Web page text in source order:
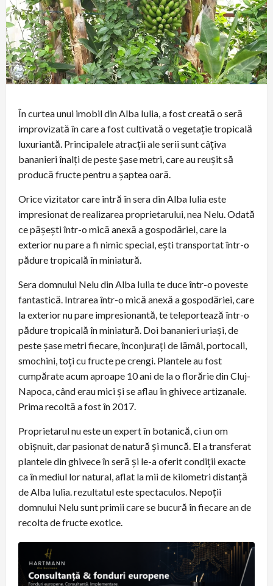
În curtea unui imobil din Alba Iulia, a fost creată o seră
improvizată în care a fost cultivată o vegetaţie tropicală
luxuriantă. Principalele atracţii ale serii sunt câţiva
bananieri înalţi de peste şase metri, care au reuşit să
producă fructe pentru a şaptea oară.
Orice vizitator care intră în sera din Alba Iulia este
impresionat de realizarea proprietarului, nea Nelu. Odată
ce păşeşti într-o mică anexă a gospodăriei, care la
exterior nu pare a fi nimic special, eşti transportat într-o
pădure tropicală în miniatură.
Sera domnului Nelu din Alba Iulia te duce într-o poveste
fantastică. Intrarea într-o mică anexă a gospodăriei, care
la exterior nu pare impresionantă, te teleportează într-o
pădure tropicală în miniatură. Doi bananieri uriaşi, de
peste şase metri fiecare, înconjuraţi de lămâi, portocali,
smochini, toţi cu fructe pe crengi. Plantele au fost
cumpărate acum aproape 10 ani de la o florărie din Cluj-
Napoca, când erau mici şi se aflau în ghivece artizanale.
Prima recoltă a fost în 2017.
Proprietarul nu este un expert în botanică, ci un om
obişnuit, dar pasionat de natură şi muncă. El a transferat
plantele din ghivece în seră şi le-a oferit condiţii exacte
ca în mediul lor natural, aflat la mii de kilometri distanţă
de Alba Iulia. rezultatul este spectaculos. Nepoţii
domnului Nelu sunt primii care se bucură în fiecare an de
recolta de fructe exotice.